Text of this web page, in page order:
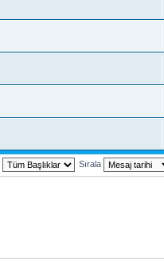
Sırala